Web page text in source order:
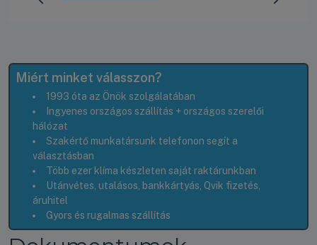
Miért minket válasszon?
1993 óta az Önök szolgálatában
Ingyenes országos szállítás + országos szerelői
hálózat
Szakértő munkatársunk telefonon segít a
választásban
Több ezer klíma készleten saját raktárunkban
Utánvétes, utalásos, bankkártyás, Qvik fizetés,
áruhitel
Gyors és rugalmas szállítás